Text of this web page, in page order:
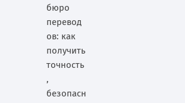
бюро
перевод
ов: как
получить
точность
,
безопасн